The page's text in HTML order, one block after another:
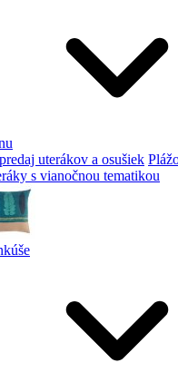
uterákov a osušiek
s vianočnou tematikou